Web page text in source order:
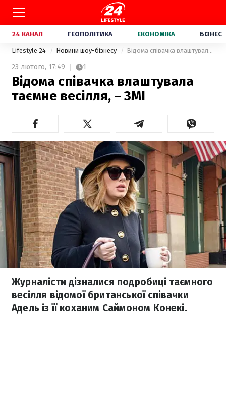
24 КАНАЛ ГЕОПОЛІТИКА ЕКОНОМІКА БІЗНЕС
Lifestyle 24 Новини шоу-бізнесу Відома співачка влаштувала таємне весілля, – ЗМІ
23 лютого, 17:49 1
Відома співачка влаштувала
таємне весілля, – ЗМІ
Журналісти дізналися подробиці таємного
весілля відомої британської співачки
Адель із її коханим Саймоном Конекі.